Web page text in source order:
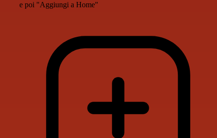
e poi "Aggiungi a Home"